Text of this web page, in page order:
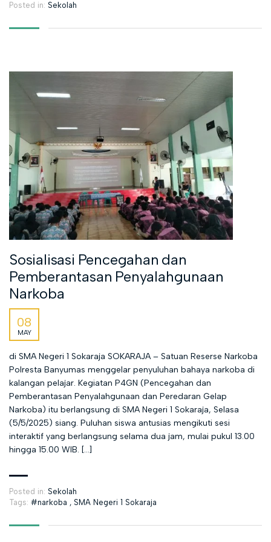
Posted in: Sekolah
Sosialisasi Pencegahan dan
Pemberantasan Penyalahgunaan
Narkoba
08
MAY
di SMA Negeri 1 Sokaraja SOKARAJA – Satuan Reserse Narkoba
Polresta Banyumas menggelar penyuluhan bahaya narkoba di
kalangan pelajar. Kegiatan P4GN (Pencegahan dan
Pemberantasan Penyalahgunaan dan Peredaran Gelap
Narkoba) itu berlangsung di SMA Negeri 1 Sokaraja, Selasa
(5/5/2025) siang. Puluhan siswa antusias mengikuti sesi
interaktif yang berlangsung selama dua jam, mulai pukul 13.00
hingga 15.00 WIB. […]
Posted in: Sekolah
Tags: #narkoba , SMA Negeri 1 Sokaraja